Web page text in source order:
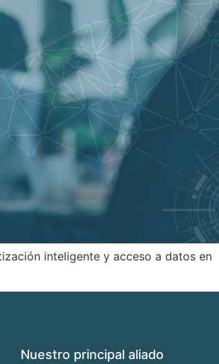
inteligente y acceso a datos en
Nuestro principal aliado